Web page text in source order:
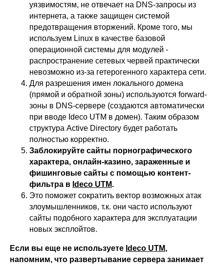
уязвимостям, не отвечает на DNS-запросы из
интернета, а также защищен системой
предотвращения вторжений. Кроме того, мы
используем Linux в качестве базовой
операционной системы для модулей -
распространение сетевых червей практически
невозможно из-за гетерогенного характера сети.
Для разрешения имен локального домена
(прямой и обратной зоны) используются forward-
зоны в DNS-сервере (создаются автоматически
при вводе Ideco UTM в домен). Таким образом
структура Active Directory будет работать
полностью корректно.
Заблокируйте сайты порнографического
характера, онлайн-казино, зараженные и
фишинговые сайты с помощью контент-
фильтра в Ideco UTM.
Это поможет сократить вектор возможных атак
злоумышленников, т.к. они часто используют
сайты подобного характера для эксплуатации
новых эксплойтов.
Если вы еще не используете Ideco UTM,
напомним, что развертывание сервера занимает
© ideco 2005-2026 · Все права защищены
Условия использования
Политика обработки персональных данных
Клиентский сервис
Продление лицензий
Обучение в вузах
ВКонтакте
Youtube
Rutube
MAX
Файрвольная
Создаем вместе